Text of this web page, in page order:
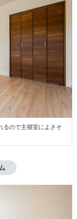
るので主寝室によさそ